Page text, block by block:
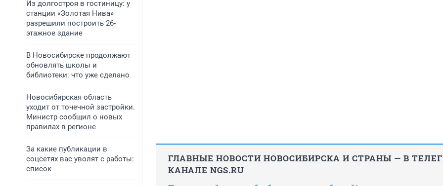
Из долгостроя в гостиницу: у
станции «Золотая Нива»
разрешили построить 26-
этажное здание
В Новосибирске продолжают
обновлять школы и
библиотеки: что уже сделано
Новосибирская область
уходит от точечной застройки.
Министр сообщил о новых
правилах в регионе
За какие публикации в
соцсетях вас уволят с работы:
список
ГЛАВНЫЕ НОВОСТИ НОВОСИБИРСКА И СТРАНЫ — В
КАНАЛЕ NGS.RU